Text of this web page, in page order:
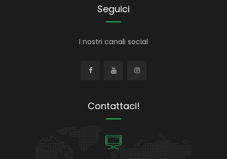
Seguici
I nostri canali social
Contattaci!